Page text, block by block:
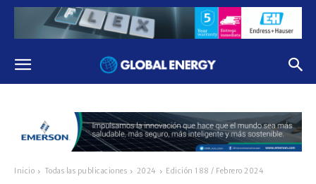
Inicio Todas las publicaciones 2024 Edición 188 / Febrero 2024